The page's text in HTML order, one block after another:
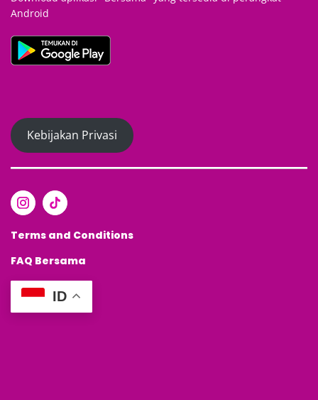
Android
Kebijakan Privasi
Terms and Conditions
FAQ Bersama
ID